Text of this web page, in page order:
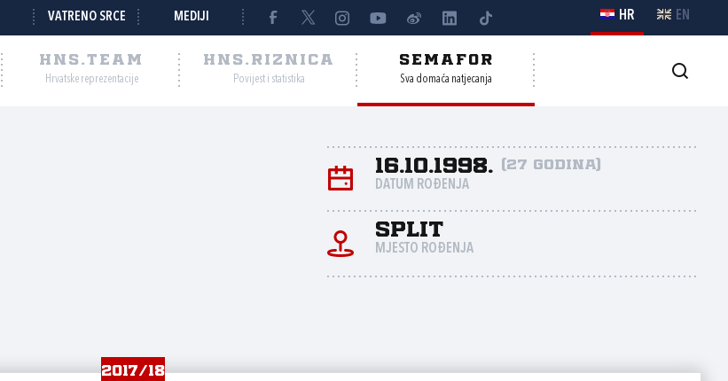
VATRENO SRCE MEDIJI HR EN
HNS.TEAM
Hrvatske reprezentacije
HNS.RIZNICA
Povijest i statistika
SEMAFOR
Sva domaća natjecanja
16.10.1998. (27 godina)
DATUM ROĐENJA
Split
MJESTO ROĐENJA
2017/18